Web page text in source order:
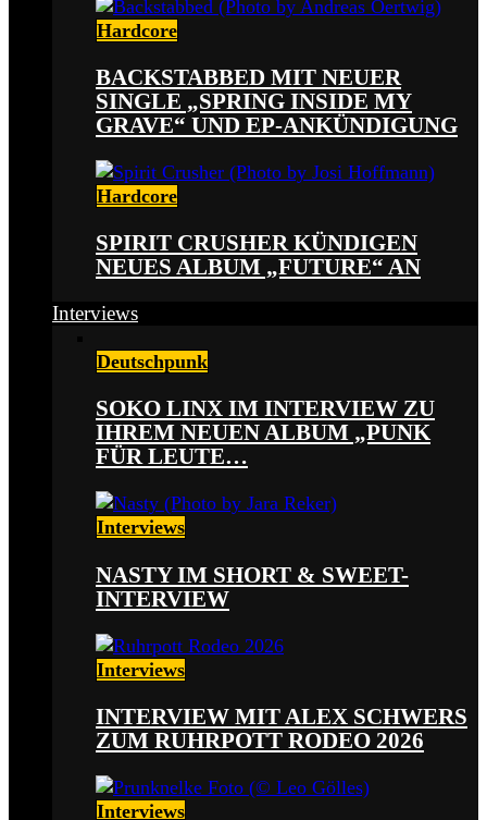
Hardcore
BACKSTABBED MIT NEUER
SINGLE „SPRING INSIDE MY
GRAVE“ UND EP-ANKÜNDIGUNG
Hardcore
SPIRIT CRUSHER KÜNDIGEN
NEUES ALBUM „FUTURE“ AN
Interviews
Deutschpunk
SOKO LINX IM INTERVIEW ZU
IHREM NEUEN ALBUM „PUNK
FÜR LEUTE…
Interviews
NASTY IM SHORT & SWEET-
INTERVIEW
Interviews
INTERVIEW MIT ALEX SCHWERS
ZUM RUHRPOTT RODEO 2026
Interviews